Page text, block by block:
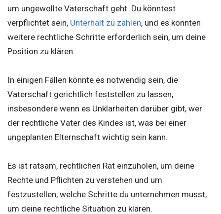
um ungewollte Vaterschaft geht. Du könntest
verpflichtet sein, Unterhalt zu zahlen, und es könnten
weitere rechtliche Schritte erforderlich sein, um deine
Position zu klären.
In einigen Fällen könnte es notwendig sein, die
Vaterschaft gerichtlich feststellen zu lassen,
insbesondere wenn es Unklarheiten darüber gibt, wer
der rechtliche Vater des Kindes ist, was bei einer
ungeplanten Elternschaft wichtig sein kann.
Es ist ratsam, rechtlichen Rat einzuholen, um deine
Rechte und Pflichten zu verstehen und um
festzustellen, welche Schritte du unternehmen musst,
um deine rechtliche Situation zu klären.